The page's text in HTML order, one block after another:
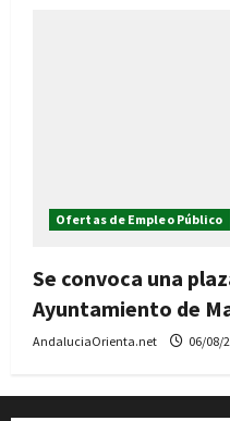
Ofertas de Empleo Público
Se convoca una
Ayuntamiento de
AndaluciaOrienta.net 06/08/